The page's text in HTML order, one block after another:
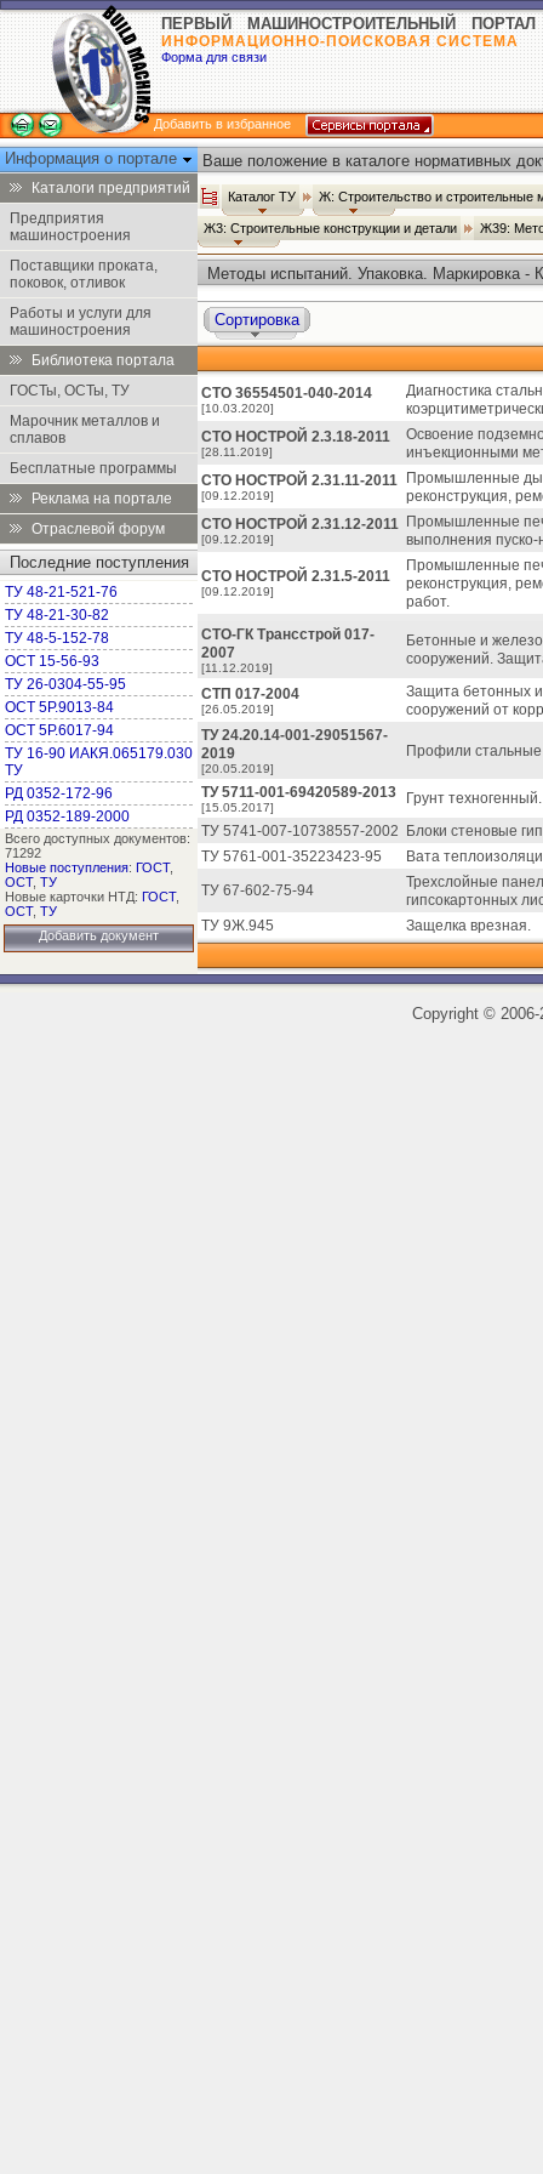
ПЕРВЫЙ МАШИНОСТРОИТЕЛЬНЫЙ ПОРТАЛ
ИНФОРМАЦИОННО-ПОИСКОВАЯ СИСТЕМА
Форма для связи
Добавить в избранное
Информация о портале
Каталоги предприятий
Предприятия
машиностроения
Поставщики проката,
поковок, отливок
Работы и услуги для
машиностроения
Библиотека портала
ГОСТы, ОСТы, ТУ
Марочник металлов и
сплавов
Бесплатные программы
Реклама на портале
Отраслевой форум
Последние поступления
ТУ 48-21-521-76
ТУ 48-21-30-82
ТУ 48-5-152-78
ОСТ 15-56-93
ТУ 26-0304-55-95
ОСТ 5Р.9013-84
ОСТ 5Р.6017-94
ТУ 16-90 ИАКЯ.065179.030
ТУ
РД 0352-172-96
РД 0352-189-2000
Всего доступных документов:
71292
Новые поступления: ГОСТ,
ОСТ, ТУ
Новые карточки НТД: ГОСТ,
ОСТ, ТУ
Добавить документ
Ваше положение в каталоге нормативных
Каталог ТУ Ж: Строительство и строительные
Ж3: Строительные конструкции и детали Ж39:
Методы испытаний. Упаковка. Маркировка -
Сортировка
СТО 36554501-040-2014
[10.03.2020]
Диагностика
СТО НОСТРОЙ 2.3.18-2011
[28.11.2019]
Освоение
инъекционными
СТО НОСТРОЙ 2.31.11-2011
[09.12.2019]
Промышленные
реконструкция,
СТО НОСТРОЙ 2.31.12-2011
[09.12.2019]
Промышленные
выполнения
СТО НОСТРОЙ 2.31.5-2011
[09.12.2019]
Промышленные
реконструкция,
работ.
СТО-ГК Трансстрой 017-
2007
[11.12.2019]
Бетонные и
сооружений.
СТП 017-2004
[26.05.2019]
Защита бетонных
сооружений от
ТУ 24.20.14-001-29051567-
2019
[20.05.2019]
Профили стальные
ТУ 5711-001-69420589-2013
[15.05.2017]
Грунт техногенный.
ТУ 5741-007-10738557-2002
Блоки стеновые
ТУ 5761-001-35223423-95
Вата
ТУ 67-602-75-94
Трехслойные
гипсокартонных
ТУ 9Ж.945
Защелка врезная.
Copyright ©